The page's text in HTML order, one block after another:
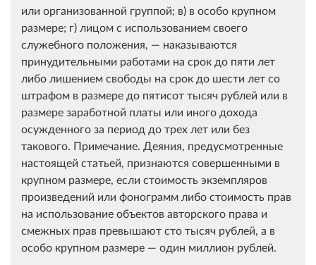
или организованной группой; в) в особо крупном
размере; г) лицом с использованием своего
служебного положения, — наказываются
принудительными работами на срок до пяти лет
либо лишением свободы на срок до шести лет со
штрафом в размере до пятисот тысяч рублей или в
размере заработной платы или иного дохода
осужденного за период до трех лет или без
такового. Примечание. Деяния, предусмотренные
настоящей статьей, признаются совершенными в
крупном размере, если стоимость экземпляров
произведений или фонограмм либо стоимость прав
на использование объектов авторского права и
смежных прав превышают сто тысяч рублей, а в
особо крупном размере — один миллион рублей.